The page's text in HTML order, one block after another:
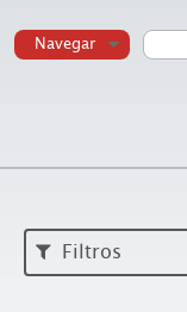
Navegar
Filtros